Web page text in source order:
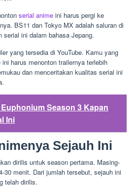
serial anime ini harus pergi ke
BS11 dan Tokyo MX adalah saluran di
serial ini dalam bahasa Jepang.
yang tersedia di YouTube. Kamu yang
ini harus menonton trailernya terlebih
dan menceritakan kualitas serial ini
Season 3 Kapan
Ini
Sejauh Ini
dirilis untuk season pertama. Masing-
30 menit. Dari jumlah tersebut, sejauh ini
telah dirilis.